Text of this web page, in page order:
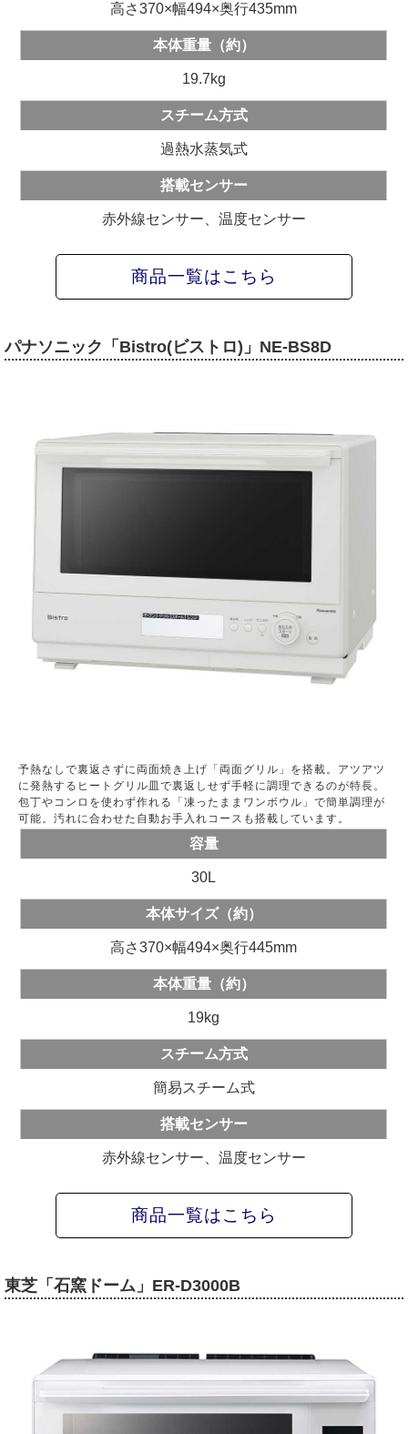
高さ370×幅494×奥行435mm
本体重量（約）
19.7kg
スチーム方式
過熱水蒸気式
搭載センサー
赤外線センサー、温度センサー
商品一覧はこちら
パナソニック「Bistro(ビストロ)」NE-BS8D
予熱なしで裏返さずに両面焼き上げ「両面グリル」を搭載。アツアツ
に発熱するヒートグリル皿で裏返しせず手軽に調理できるのが特長。
包丁やコンロを使わず作れる「凍ったままワンボウル」で簡単調理が
可能。汚れに合わせた自動お手入れコースも搭載しています。
容量
30L
本体サイズ（約）
高さ370×幅494×奥行445mm
本体重量（約）
19kg
スチーム方式
簡易スチーム式
搭載センサー
赤外線センサー、温度センサー
商品一覧はこちら
東芝「石窯ドーム」ER-D3000B